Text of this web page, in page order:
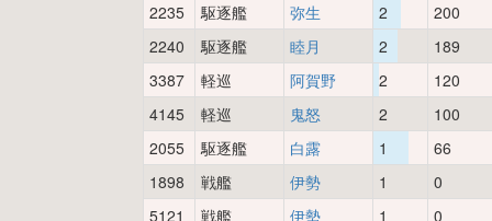
2235
駆逐艦 弥生 2
200
2240
駆逐艦 睦月 2
189
3387
軽巡 阿賀野 2
120
4145
軽巡 鬼怒 2
100
2055
駆逐艦 白露 1
66
1898
戦艦 伊勢 1
0
5121
戦艦 伊勢 1
0